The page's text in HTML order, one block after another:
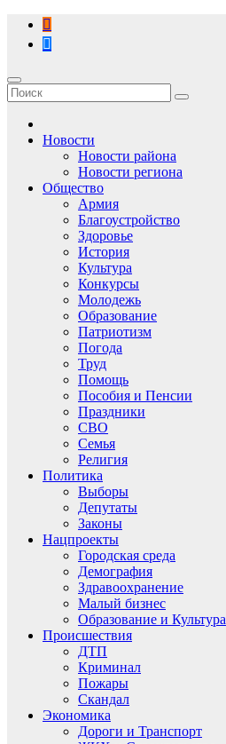
Перейти
содержимому
Новости
Новости района
Новости региона
Общество
Армия
Благоустройство
Здоровье
История
Культура
Конкурсы
Молодежь
Образование
Патриотизм
Погода
Труд
Помощь
Пособия и Пенсии
Праздники
СВО
Семья
Религия
Политика
Выборы
Депутаты
Законы
Нацпроекты
Городская среда
Демография
Здравоохранение
Малый бизнес
Образование и Культура
Происшествия
ДТП
Криминал
Пожары
Скандал
Экономика
Дороги и Транспорт